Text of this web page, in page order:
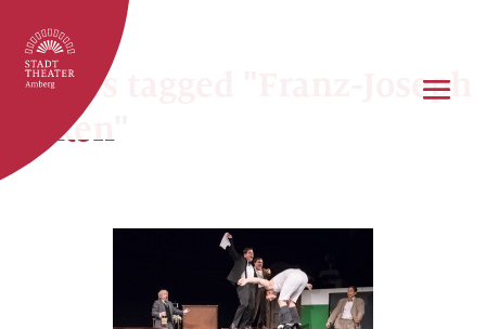
Images tagged "Franz-Joseph
Dieken"